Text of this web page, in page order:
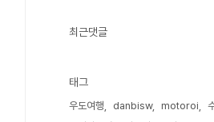
최근댓글
태그
우도여행 danbisw motoroi